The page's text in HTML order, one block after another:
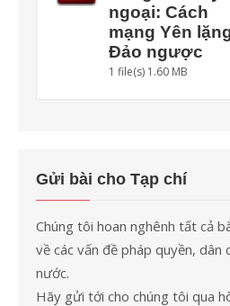
ngoại: Cách
mạng Yên
Đảo ngược
1 file(s) 1.60 MB
Gửi bài cho Tạp chí
Chúng tôi hoan nghênh tất cả
về các vấn đề pháp quyền, dân
nước.
Hãy gửi tới cho chúng tôi qua